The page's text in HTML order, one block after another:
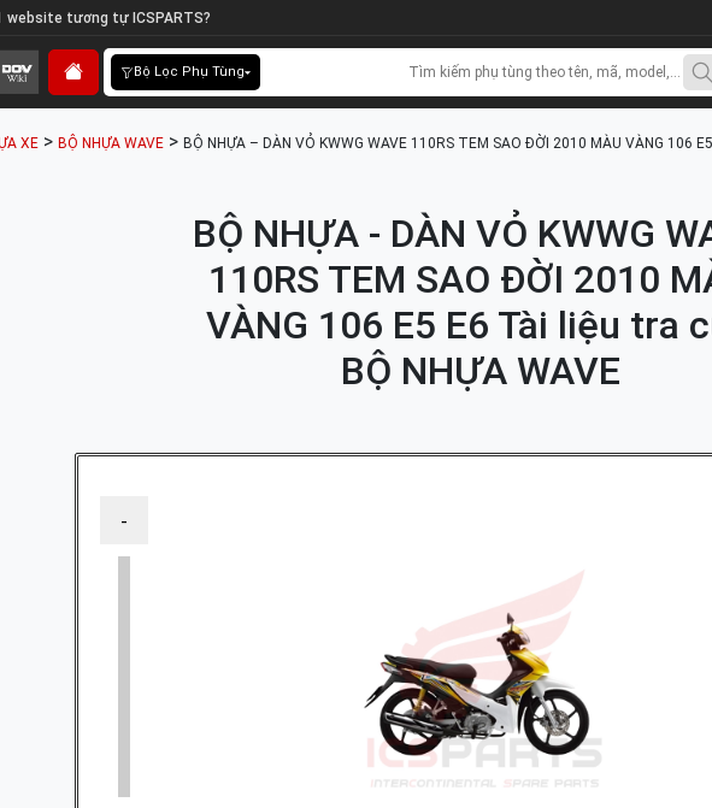
tương tự ICSPARTS?
Bộ Lọc Phụ Tùng
XE > BỘ NHỰA WAVE > BỘ NHỰA – DÀN VỎ KWWG WAVE 110RS TEM SAO ĐỜI 2010 MÀU VÀNG 106
BỘ NHỰA - DÀN VỎ KWWG
110RS TEM SAO ĐỜI 2010
VÀNG 106 E5 E6 Tài liệu tra
BỘ NHỰA WAVE
-